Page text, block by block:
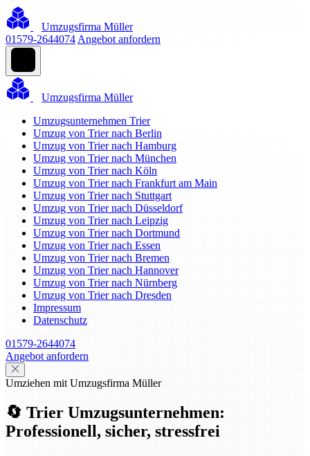
Umzugsfirma Müller
01579-2644074 Angebot anfordern
Umzugsfirma Müller
Umzugsunternehmen Trier
Umzug von Trier nach Berlin
Umzug von Trier nach Hamburg
Umzug von Trier nach München
Umzug von Trier nach Köln
Umzug von Trier nach Frankfurt am Main
Umzug von Trier nach Stuttgart
Umzug von Trier nach Düsseldorf
Umzug von Trier nach Leipzig
Umzug von Trier nach Dortmund
Umzug von Trier nach Essen
Umzug von Trier nach Bremen
Umzug von Trier nach Hannover
Umzug von Trier nach Nürnberg
Umzug von Trier nach Dresden
Impressum
Datenschutz
01579-2644074
Angebot anfordern
Umziehen mit Umzugsfirma Müller
🔄 Trier Umzugsunternehmen:
Professionell, sicher, stressfrei